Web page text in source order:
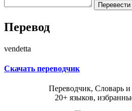
Перевод
vendetta
Скачать переводчик
Переводчик, Словарь и
20+ языков,